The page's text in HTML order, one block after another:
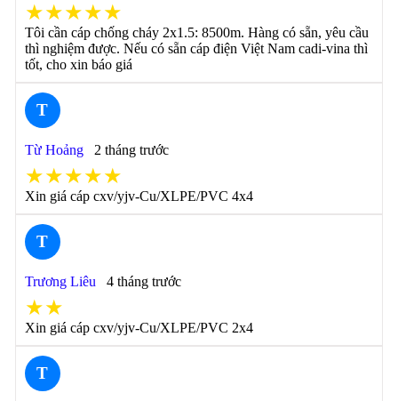
★★★★★
Tôi cần cáp chống cháy 2x1.5: 8500m. Hàng có sẵn, yêu cầu
thì nghiệm được. Nếu có sẵn cáp điện Việt Nam cadi-vina thì
tốt, cho xin báo giá
T
Từ Hoảng 2 tháng trước
★★★★★
Xin giá cáp cxv/yjv-Cu/XLPE/PVC 4x4
T
Trương Liêu 4 tháng trước
★★
Xin giá cáp cxv/yjv-Cu/XLPE/PVC 2x4
T